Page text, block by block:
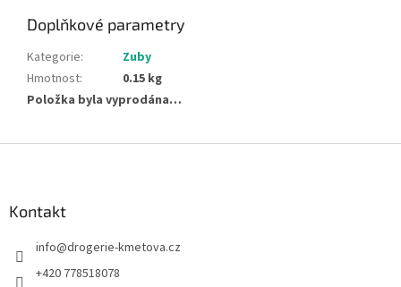
Doplňkové parametry
Kategorie:
Zuby
Hmotnost:
0.15 kg
Položka byla vyprodána…
Kontakt
info@drogerie-kmetova.cz
+420 778518078